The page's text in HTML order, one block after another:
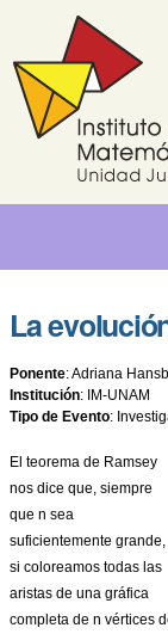
Saltar
navegación
La
Ponente:Adriana
Institución: IM-UNAM
Tipo de Evento:
El teorema de Ramsey
nos dice que, siempre
que n sea
suficientemente grande,
si coloreamos todas las
aristas de una gráfica
completa de n vértices